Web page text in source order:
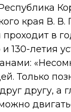
края В. В.
в
130-летия
Только
другу,